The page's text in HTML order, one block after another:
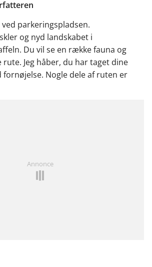
parkeringspladsen.
og nyd landskabet i
Du vil se en række fauna og
Jeg håber, du har taget dine
fornøjelse. Nogle dele af ruten er
Annonce